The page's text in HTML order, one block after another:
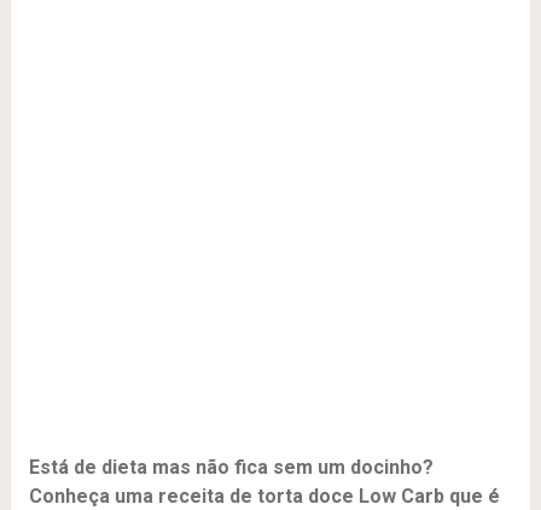
Está de dieta mas não fica sem um docinho?
Conheça uma receita de torta doce Low Carb que é